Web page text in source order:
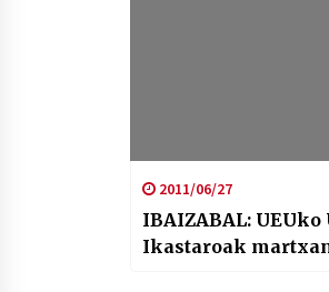
2011/06/27
IBAIZABAL: UEUko
Ikastaroak